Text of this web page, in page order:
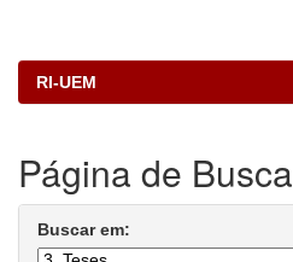
RI-UEM
Página de Busca
Buscar em: